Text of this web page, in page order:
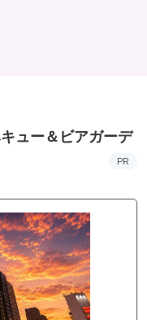
ュー＆ビアガーデ
PR